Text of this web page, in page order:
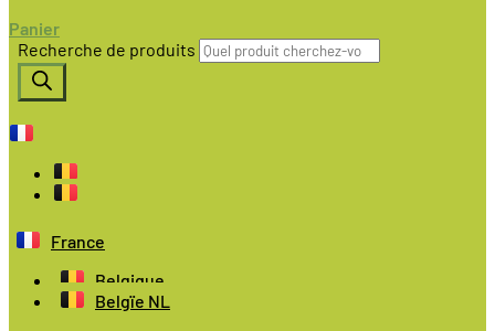
Panier
Recherche de produits
France
Belgique
Belgïe NL